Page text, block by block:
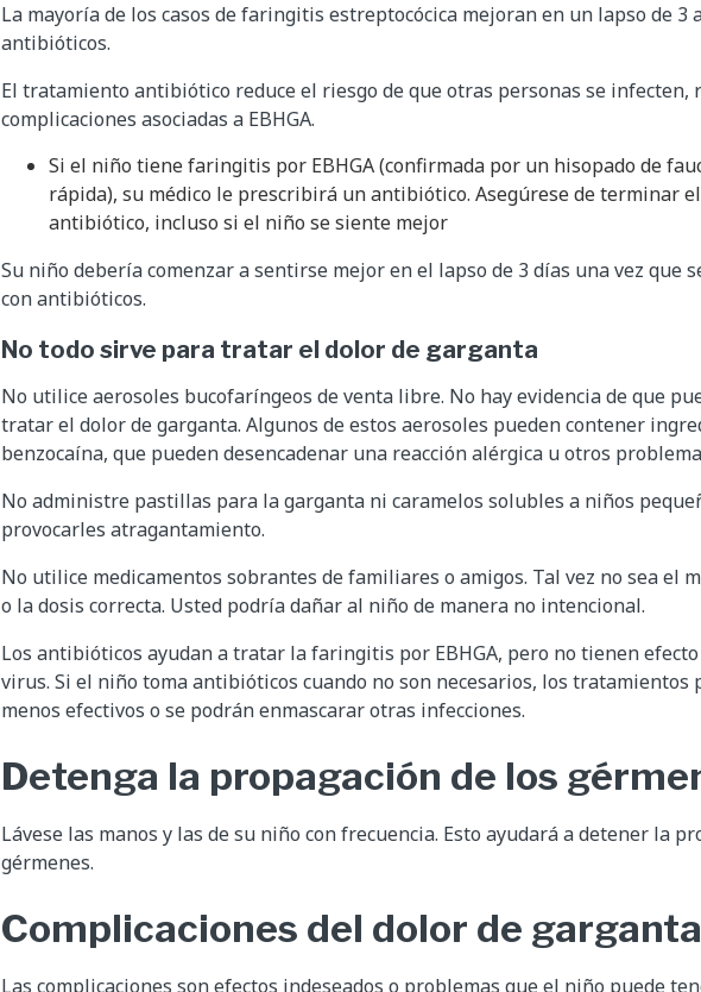
La mayoría de los casos de faringitis estreptocócica mejoran en un lapso de 3
antibióticos.
El tratamiento antibiótico reduce el riesgo de que otras personas se infecten,
complicaciones asociadas a EBHGA.
Si el niño tiene faringitis por EBHGA (confirmada por un hisopado de
rápida), su médico le prescribirá un antibiótico. Asegúrese de terminar
antibiótico, incluso si el niño se siente mejor
Su niño debería comenzar a sentirse mejor en el lapso de 3 días una vez que
con antibióticos.
No todo sirve para tratar el dolor de garganta
No utilice aerosoles bucofaríngeos de venta libre. No hay evidencia de que
tratar el dolor de garganta. Algunos de estos aerosoles pueden contener
benzocaína, que pueden desencadenar una reacción alérgica u otros
No administre pastillas para la garganta ni caramelos solubles a niños
provocarles atragantamiento.
No utilice medicamentos sobrantes de familiares o amigos. Tal vez no sea el
o la dosis correcta. Usted podría dañar al niño de manera no intencional.
Los antibióticos ayudan a tratar la faringitis por EBHGA, pero no tienen
virus. Si el niño toma antibióticos cuando no son necesarios, los tratamientos
menos efectivos o se podrán enmascarar otras infecciones.
Detenga la propagación de los
Lávese las manos y las de su niño con frecuencia. Esto ayudará a detener la
gérmenes.
Complicaciones del dolor de garganta
Las complicaciones son efectos indeseados o problemas que el niño puede